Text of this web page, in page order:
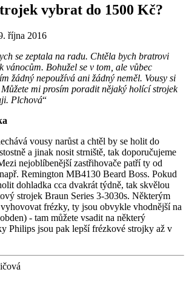
vybrat do 1500 Kč?
října 2016
se zeptala na radu. Chtěla bych bratrovi
vánocům. Bohužel se v tom, ale vůbec
žádný nepoužívá ani žádný neměl. Vousy si
mi prosím poradit nějaký holící strojek
Plchová“
vousy narůst a chtěl by se holit do
a jinak nosit strniště, tak doporučujeme
nejoblíbenější zastřihovače patří ty od
Remington MB4130 Beard Boss. Pokud
dohladka cca dvakrát týdně, tak skvělou
strojek Braun Series 3-3030s. Některým
frézky, ty jsou obvykle vhodnější na
- tam můžete vsadit na některý
Philips jsou pak lepší frézkové strojky až v